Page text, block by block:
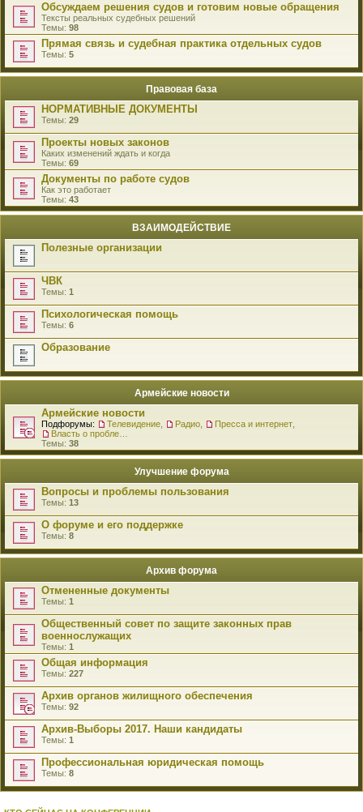
Обсуждаем решения судов и готовим новые обращения
Тексты реальных судебных решений
Темы: 98
Прямая связь и судебная практика отдельных судов
Темы: 5
Правовая база
НОРМАТИВНЫЕ ДОКУМЕНТЫ
Темы: 29
Проекты новых законов
Каких изменений ждать и когда
Темы: 69
Документы по работе судов
Как это работает
Темы: 43
ВЗАИМОДЕЙСТВИЕ
Полезные организации
ЧВК
Темы: 1
Психологическая помощь
Темы: 6
Образование
Армейские новости
Армейские новости
Подфорумы: Телевидение Радио Пресса и интернет
Темы: 38
Улучшение форума
Вопросы и проблемы пользования
Темы: 13
О форуме и его поддержке
Темы: 8
Архив форума
Отмененные документы
Темы: 1
Общественный совет по защите законных прав
военнослужащих
Темы: 1
Общая информация
Темы: 227
Архив органов жилищного обеспечения
Темы: 92
Архив-Выборы 2017. Наши кандидаты
Темы: 1
Профессиональная юридическая помощь
Темы: 8